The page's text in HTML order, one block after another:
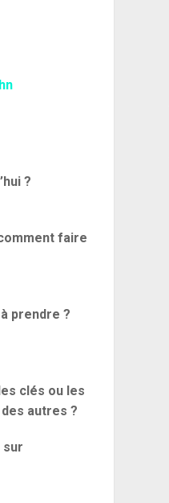
?
faire
prendre ?
clés ou les
autres ?
sur